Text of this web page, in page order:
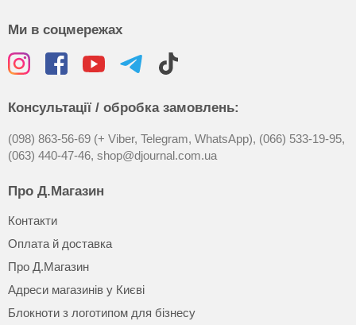
Ми в соцмережах
Консультації / обробка замовлень:
(098) 863-56-69 (+ Viber, Telegram, WhatsApp), (066) 533-19-95,
(063) 440-47-46, shop@djournal.com.ua
Про Д.Магазин
Контакти
Оплата й доставка
Про Д.Магазин
Адреси магазинів у Києві
Блокноти з логотипом для бізнесу